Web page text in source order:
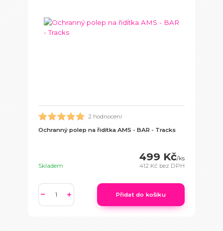
2 hodnocení
Ochranný polep na řidítka AMS - BAR - Tracks
499 Kč/ks
412 Kč bez DPH
Skladem
Přidat do košíku